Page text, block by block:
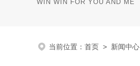
WIN WIN FOR YOU AND ME
当前位置： 首页 > 新闻中心